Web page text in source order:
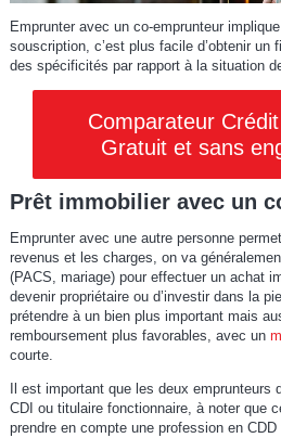
Emprunter avec un co-emprunteur
souscription, c’est plus facile d’obtenir un
des spécificités par rapport à la situation
Comparateur
Gratuit et sans
Prêt immobilier avec un
Emprunter avec une autre personne
revenus et les charges, on va
(PACS, mariage) pour effectuer un achat
devenir propriétaire ou d’investir dans la
prétendre à un bien plus important mais
remboursement plus favorables, avec un
courte.
Il est important que les deux emprunteurs
CDI ou titulaire fonctionnaire, à noter que
prendre en compte une profession en